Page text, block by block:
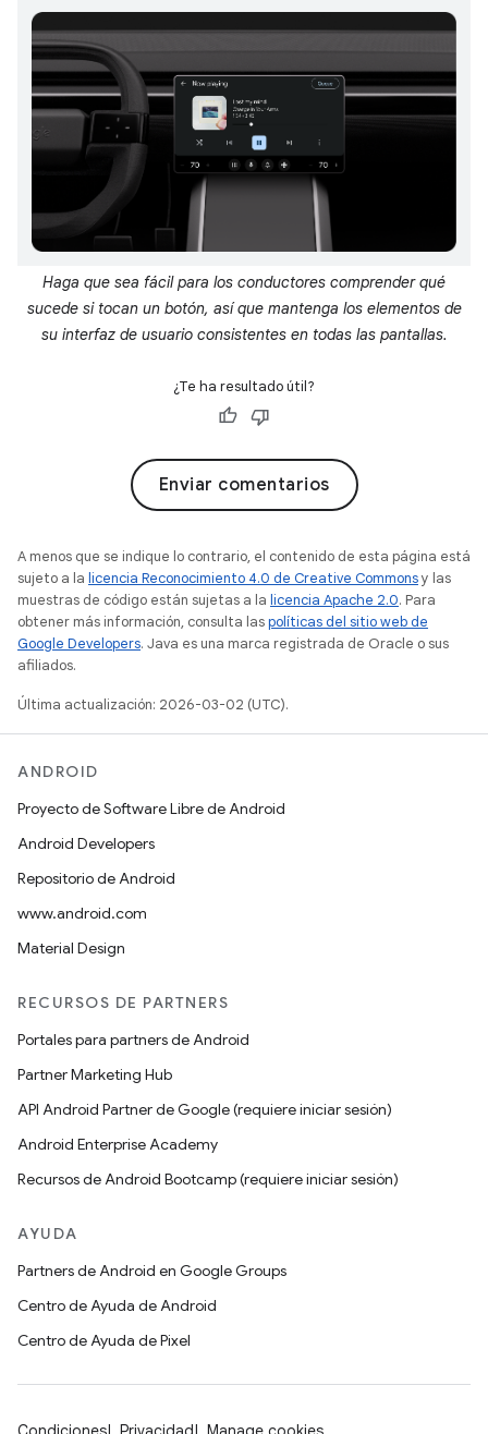
Haga que sea fácil para los conductores comprender qué
sucede si tocan un botón, así que mantenga los elementos de
su interfaz de usuario consistentes en todas las pantallas.
¿Te ha resultado útil?
Enviar comentarios
A menos que se indique lo contrario, el contenido de esta página está
sujeto a la licencia Reconocimiento 4.0 de Creative Commonsy las
muestras de código están sujetas a la licencia Apache 2.0. Para
obtener más información, consulta laspolíticas del sitio web de
Google Developers. Java es una marca registrada de Oracle o sus
afiliados.
Última actualización: 2026-03-02 (UTC).
ANDROID
Proyecto de Software Libre de Android
Android Developers
Repositorio de Android
www.android.com
Material Design
RECURSOS DE PARTNERS
Portales para partners de Android
Partner Marketing Hub
API Android Partner de Google (requiere iniciar sesión)
Android Enterprise Academy
Recursos de Android Bootcamp (requiere iniciar sesión)
AYUDA
Partners de Android en Google Groups
Centro de Ayuda de Android
Centro de Ayuda de Pixel